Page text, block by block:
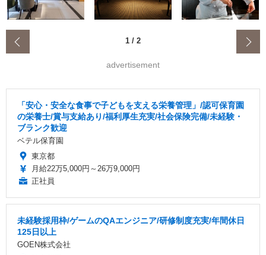
1 / 2
advertisement
「安心・安全な食事で子どもを支える栄養管理」/認可保育園
の栄養士/賞与支給あり/福利厚生充実/社会保険完備/未経験・
ブランク歓迎
ベテル保育園
東京都
月給22万5,000円～26万9,000円
正社員
未経験採用枠/ゲームのQAエンジニア/研修制度充実/年間休日
125日以上
GOEN株式会社